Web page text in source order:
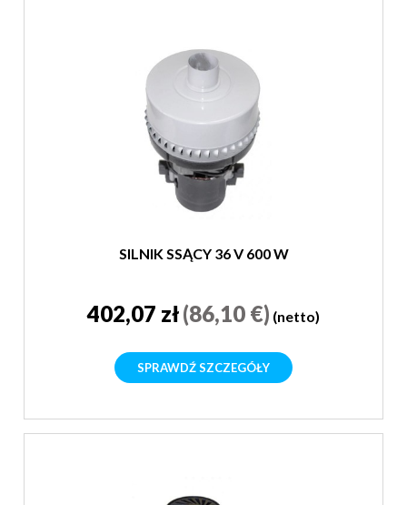
SILNIK SSĄCY 36 V 600 W
402,07 zł(86,10 €) (netto)
SPRAWDŹ SZCZEGÓŁY